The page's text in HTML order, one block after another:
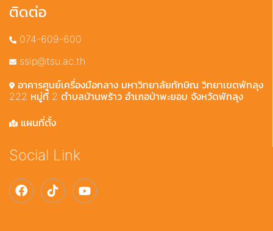
ติดต่อ
074-609-600
ssip@tsu.ac.th
อาคารศูนย์เครื่องมือกลาง มหาวิทยาลัยทักษิณ วิทยาเขตพัทลุง
222 หมู่ที่ 2 ตำบลบ้านพร้าว อำเภอป่าพะยอม จังหวัดพัทลุง
แผนที่ตั้ง
Social Link